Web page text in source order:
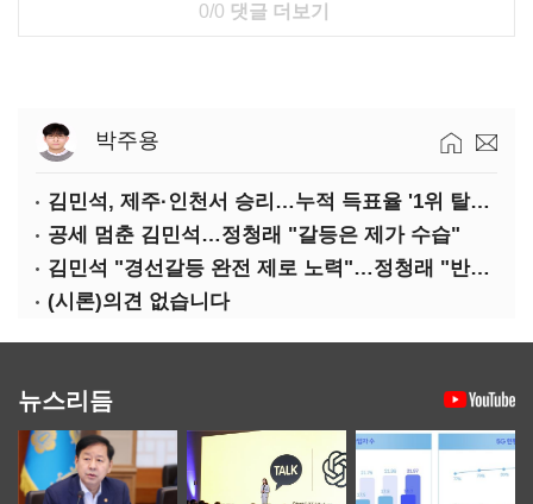
0/0 댓글 더보기
박주용
김민석, 제주·인천서 승리…누적 득표율 '1위 탈환'(종합)
공세 멈춘 김민석…정청래 "갈등은 제가 수습"
김민석 "경선갈등 완전 제로 노력"…정청래 "반명 공세 사과부터"
(시론)의견 없습니다
뉴스리듬